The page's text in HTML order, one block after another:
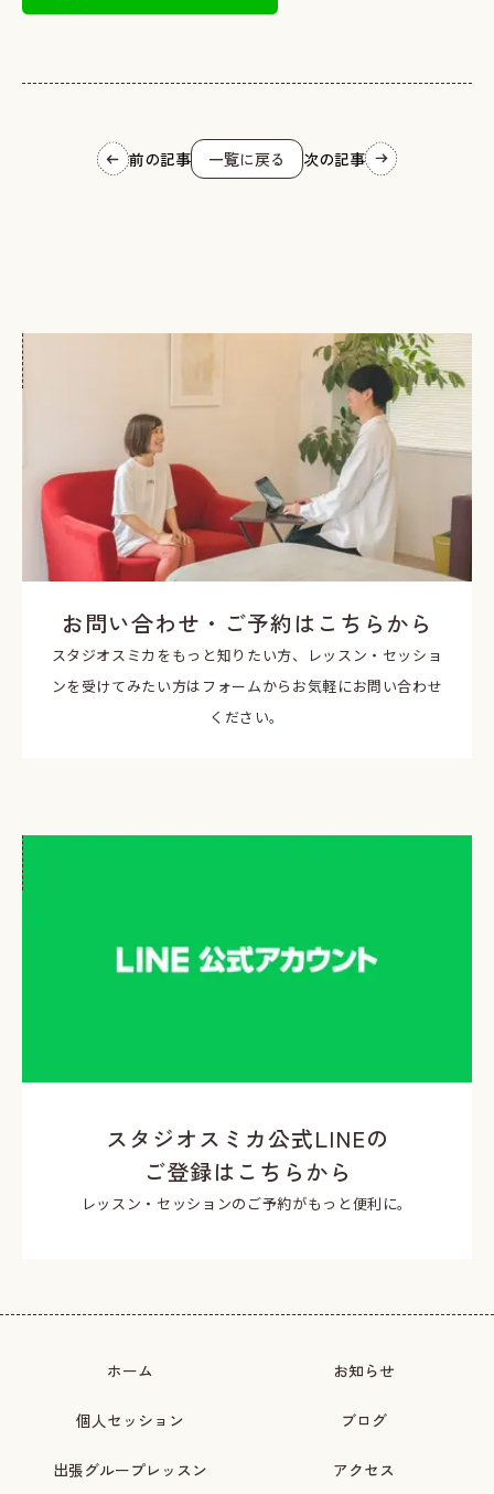
前の記事 一覧に戻る 次の記事
お問い合わせ・ご予約はこちらから
スタジオスミカをもっと知りたい方、レッスン・セッショ
ンを受けてみたい方はフォームからお気軽にお問い合わせ
ください。
スタジオスミカ公式LINEの
ご登録はこちらから
レッスン・セッションのご予約がもっと便利に。
ホーム
個人セッション
出張グループレッスン
お知らせ
ブログ
アクセス